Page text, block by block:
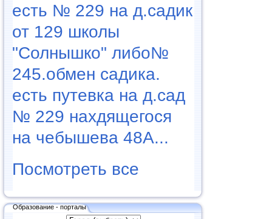
есть № 229 на д.садик
от 129 школы
"Солнышко" либо№
245.обмен садика.
есть путевка на д.сад
№ 229 нахдящегося
на чебышева 48А...
Посмотреть все
Образование - порталы